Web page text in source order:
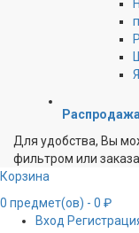
Распродажа
Для удобства, Вы
фильтром или
Корзина
0 предмет(ов) - 0 ₽
Вход